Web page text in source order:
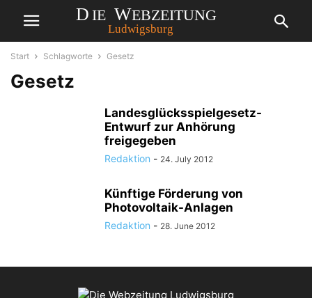
Start Schlagworte Gesetz
Gesetz
Landesglücksspielgesetz-
Entwurf zur Anhörung
freigegeben
Redaktion - 24. July 2012
Künftige Förderung von
Photovoltaik-Anlagen
Redaktion - 28. June 2012